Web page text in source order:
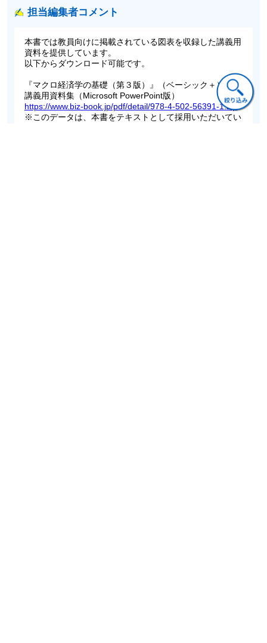
担当編集者コメント
本書では教員向けに掲載されている図表を収録した講義用
資料を提供しています。
以下からダウンロード可能です。
『マクロ経済学の基礎（第３版）』（ベーシック＋）
講義用資料集（Microsoft PowerPoint版）
https://www.biz-book.jp/pdf/detail/978-4-502-56391-1.zip
※このデータは、本書をテキストとして採用いただいてい